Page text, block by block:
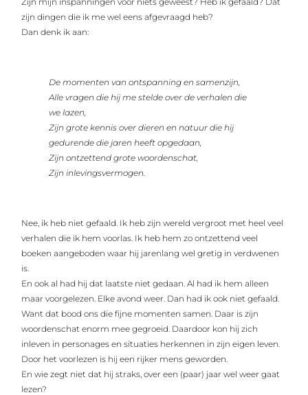
zijn dingen die ik me wel eens afgevraagd heb?
Dan denk ik aan:
De momenten van ontspanning en samenzijn,
Alle vragen die hij me stelde over de verhalen die
we lazen,
Zijn grote kennis over dieren en natuur die hij
gedurende die jaren heeft opgedaan,
Zijn ontzettend grote woordenschat,
Zijn inlevingsvermogen.
Nee, ik heb niet gefaald. Ik heb zijn wereld vergroot met heel veel
verhalen die ik hem voorlas. Ik heb hem zo ontzettend veel
boeken aangeboden waar hij jarenlang wel gretig in verdwenen
is.
En ook al had hij dat laatste niet gedaan. Al had ik hem alleen
maar voorgelezen. Elke avond weer. Dan had ik ook niet gefaald.
Want dat bood ons die fijne momenten samen. Daar is zijn
woordenschat enorm mee gegroeid. Daardoor kon hij zich
inleven in personages en situaties herkennen in zijn eigen leven.
Door het voorlezen is hij een rijker mens geworden.
En wie zegt niet dat hij straks, over een (paar) jaar wel weer gaat
lezen?